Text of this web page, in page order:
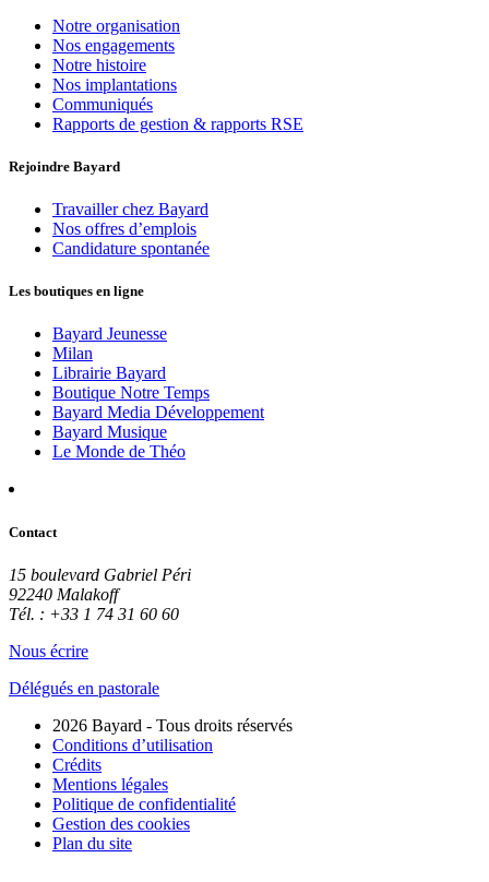
Notre organisation
Nos engagements
Notre histoire
Nos implantations
Communiqués
Rapports de gestion & rapports RSE
Rejoindre Bayard
Travailler chez Bayard
Nos offres d’emplois
Candidature spontanée
Les boutiques en ligne
Bayard Jeunesse
Milan
Librairie Bayard
Boutique Notre Temps
Bayard Media Développement
Bayard Musique
Le Monde de Théo
Contact
15 boulevard Gabriel Péri
92240 Malakoff
Tél. : +33 1 74 31 60 60
Nous écrire
Délégués en pastorale
2026 Bayard - Tous droits réservés
Conditions d’utilisation
Crédits
Mentions légales
Politique de confidentialité
Gestion des cookies
Plan du site